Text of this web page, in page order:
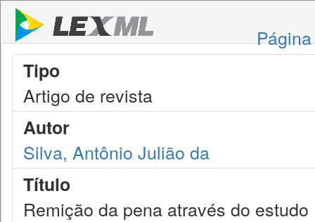
Tipo
Artigo de revista
Autor
Silva, Antônio Julião da
Título
Remição da pena através do estudo